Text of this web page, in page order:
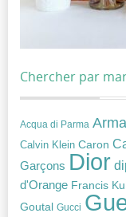
Chercher par
Acqua di Parma
Calvin Klein Caron
Garçons Dior
d'Orange Francis
Goutal Gucci